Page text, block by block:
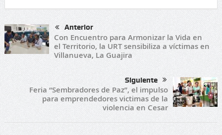
Anterior
Con Encuentro para Armonizar la Vida en
el Territorio, la URT sensibiliza a víctimas en
Villanueva, La Guajira
Siguiente
Feria “Sembradores de Paz”, el impulso
para emprendedores victimas de la
violencia en Cesar